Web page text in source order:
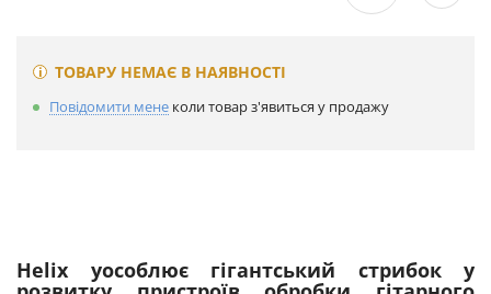
ТОВАРУ НЕМАЄ В НАЯВНОСТІ
Повідомити мене коли товар з'явиться у продажу
Helix уособлює гігантський стрибок у